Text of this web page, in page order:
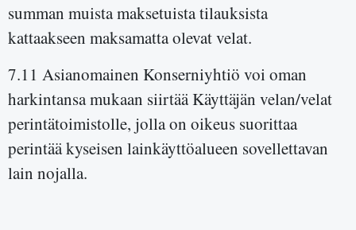
summan muista maksetuista tilauksista
kattaakseen maksamatta olevat velat.
7.11 Asianomainen Konserniyhtiö voi oman
harkintansa mukaan siirtää Käyttäjän velan/velat
perintätoimistolle, jolla on oikeus suorittaa
perintää kyseisen lainkäyttöalueen sovellettavan
lain nojalla.